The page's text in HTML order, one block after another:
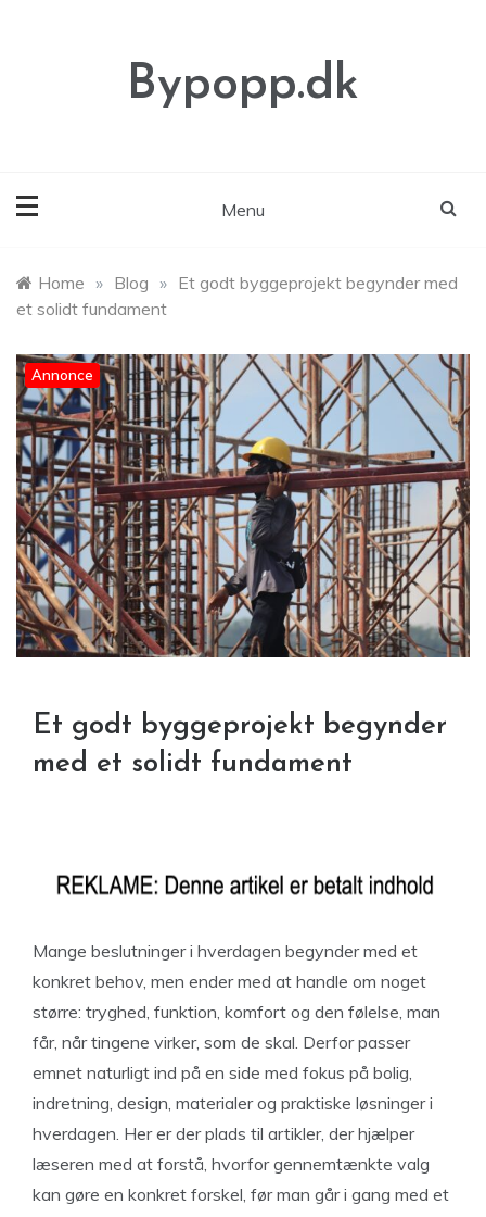
Bypopp.dk
Menu
Home » Blog » Et godt byggeprojekt begynder med
et solidt fundament
Annonce
Et godt byggeprojekt begynder
med et solidt fundament
Mange beslutninger i hverdagen begynder med et
konkret behov, men ender med at handle om noget
større: tryghed, funktion, komfort og den følelse, man
får, når tingene virker, som de skal. Derfor passer
emnet naturligt ind på en side med fokus på bolig,
indretning, design, materialer og praktiske løsninger i
hverdagen. Her er der plads til artikler, der hjælper
læseren med at forstå, hvorfor gennemtænkte valg
kan gøre en konkret forskel, før man går i gang med et